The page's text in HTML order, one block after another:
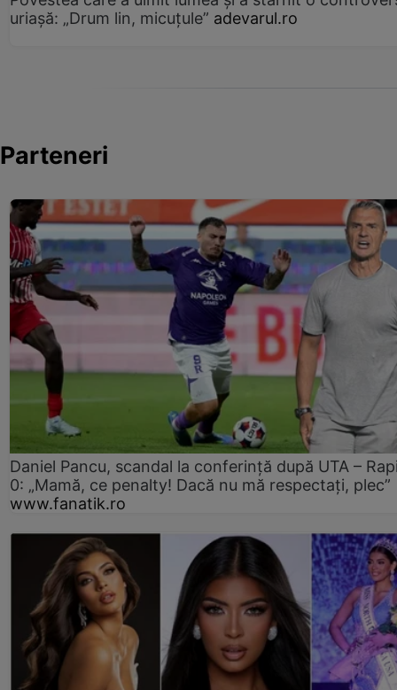
uriașă: „Drum lin, micuțule” adevarul.ro
Parteneri
Daniel Pancu, scandal la conferință după UTA –
0: „Mamă, ce penalty! Dacă nu mă respectați, plec”
www.fanatik.ro